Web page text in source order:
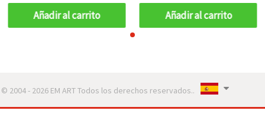
uds
Añadir al carrito
uds
Añadir al carrito
© 2004 - 2026 EM ART Todos los derechos reservados..